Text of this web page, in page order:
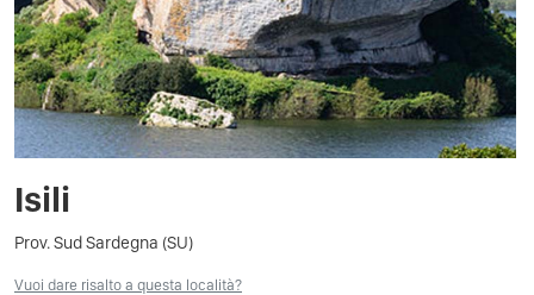
Isili
Prov. Sud Sardegna (SU)
Vuoi dare risalto a questa località?